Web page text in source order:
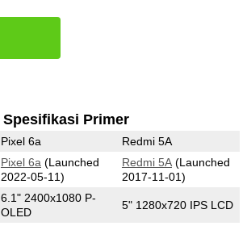
Spesifikasi Primer
Pixel 6a Redmi 5A
Pixel 6a (Launched
2022-05-11)
Redmi 5A(Launched
2017-11-01)
6.1" 2400x1080 P-
OLED
5" 1280x720 IPS LCD